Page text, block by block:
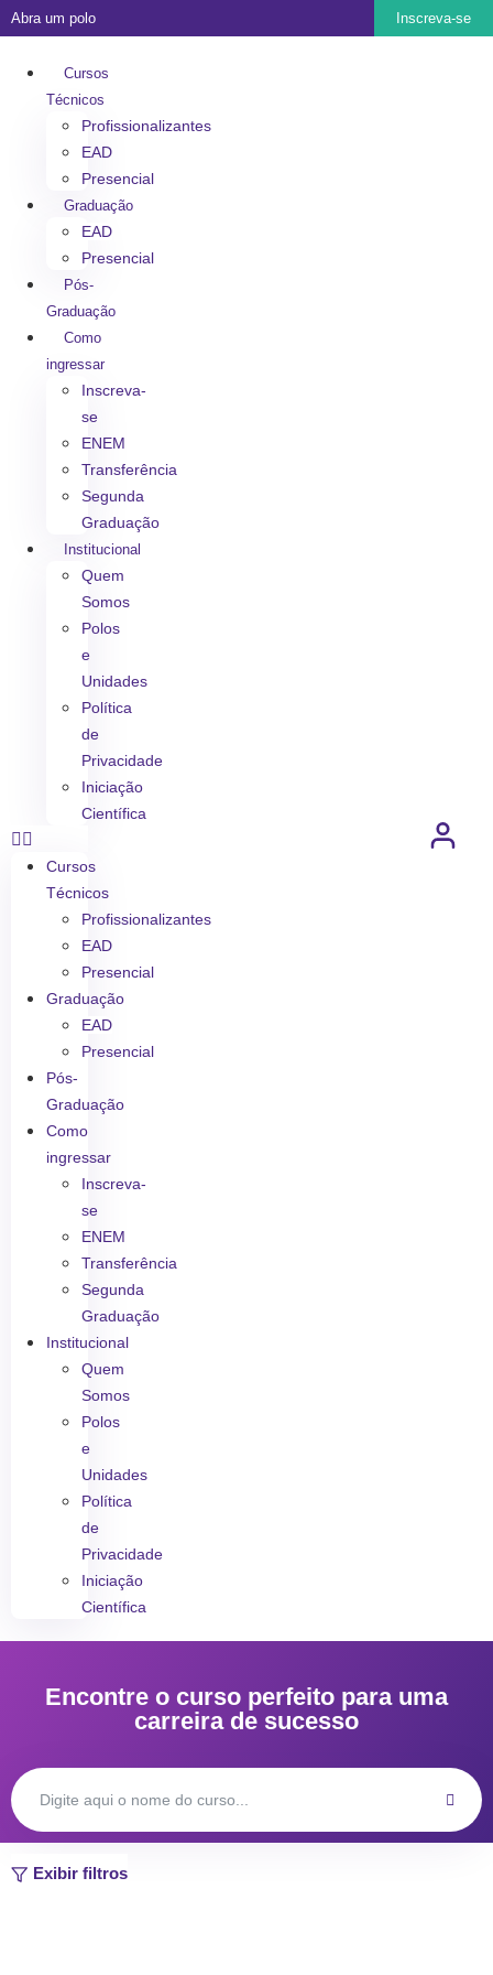
Abra um polo Inscreva-se
Cursos
Técnicos
Profissionalizantes
EAD
Presencial
Graduação
EAD
Presencial
Pós-
Graduação
Como
ingressar
Inscreva-
se
ENEM
Transferência
Segunda
Graduação
Institucional
Quem
Somos
Polos
e
Unidades
Política
de
Privacidade
Iniciação
Científica
Cursos
Técnicos
Profissionalizantes
EAD
Presencial
Graduação
EAD
Presencial
Pós-
Graduação
Como
ingressar
Inscreva-
se
ENEM
Transferência
Segunda
Graduação
Institucional
Quem
Somos
Polos
e
Unidades
Política
de
Privacidade
Iniciação
Científica
Encontre o curso perfeito para uma
carreira de sucesso
Exibir filtros